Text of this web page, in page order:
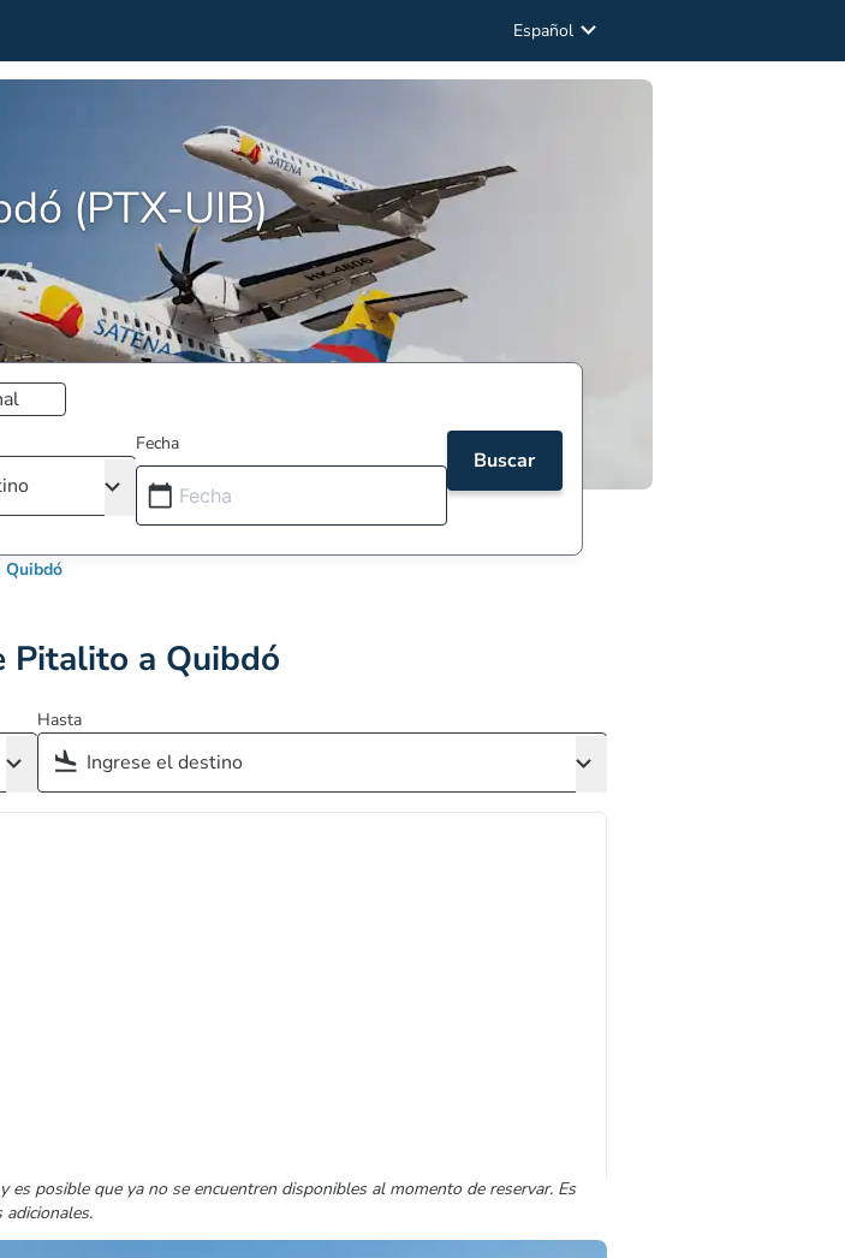
Español
(PTX-UIB)
Fecha
Buscar
Quibdó
Pitalito a Quibdó
Hasta
posible que ya no se encuentren disponibles al momento de reservar. Es